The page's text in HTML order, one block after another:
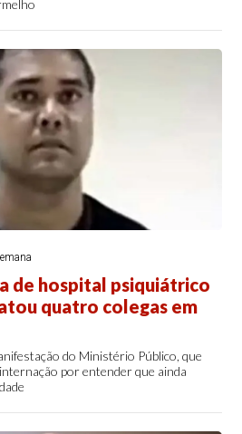
de hospital psiquiátrico
quatro colegas em
do Ministério Público, que
por entender que ainda